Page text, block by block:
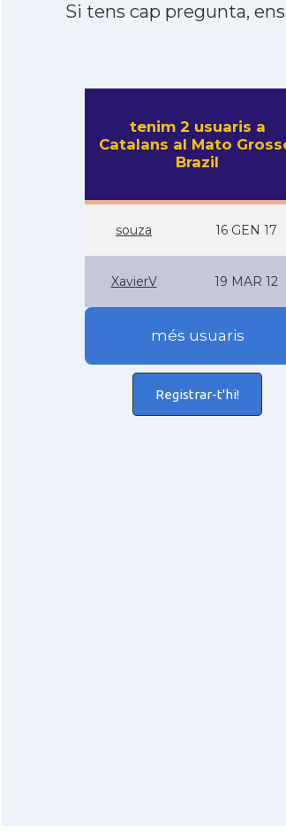
Si tens cap pregunta,
tenim 2 usuaris a
Catalans al Mato
Brazil
souza 16 GEN 17
XavierV 19 MAR 12
més usuaris
Registrar-t'hi!